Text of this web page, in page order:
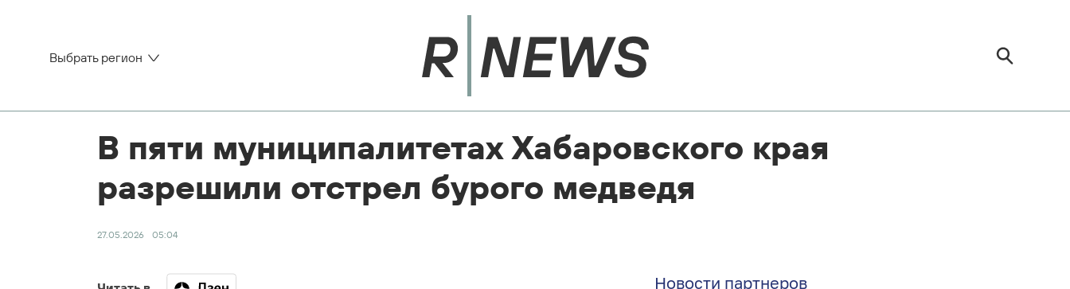
Выбрать регион
В пяти муниципалитетах Хабаровского края
разрешили отстрел бурого медведя
27.05.2026 05:04
Новости партнеров